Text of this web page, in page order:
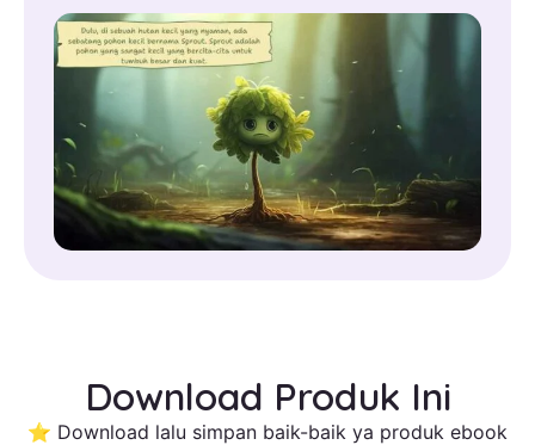
Download Produk Ini
⭐ Download lalu simpan baik-baik ya produk ebook